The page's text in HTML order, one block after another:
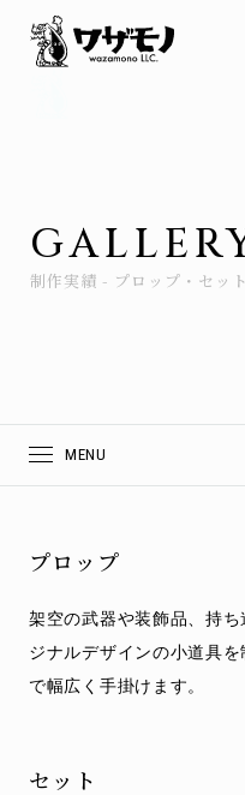
制作実績 - プロップ・セット
MENU
プロップ
架空の武器や装飾品、持
ジナルデザインの小道具
で幅広く手掛けます。
セット